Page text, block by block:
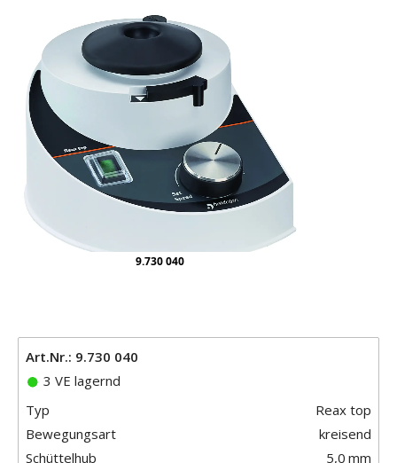
9.730 040
Art.Nr.: 9.730 040
3 VE lagernd
Typ
Reax top
Bewegungsart
kreisend
Schüttelhub
5,0 mm